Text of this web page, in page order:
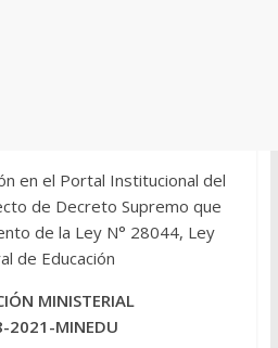
en el Portal Institucional del
de Decreto Supremo que
de la Ley N° 28044, Ley
de Educación
MINISTERIAL
2021-MINEDU